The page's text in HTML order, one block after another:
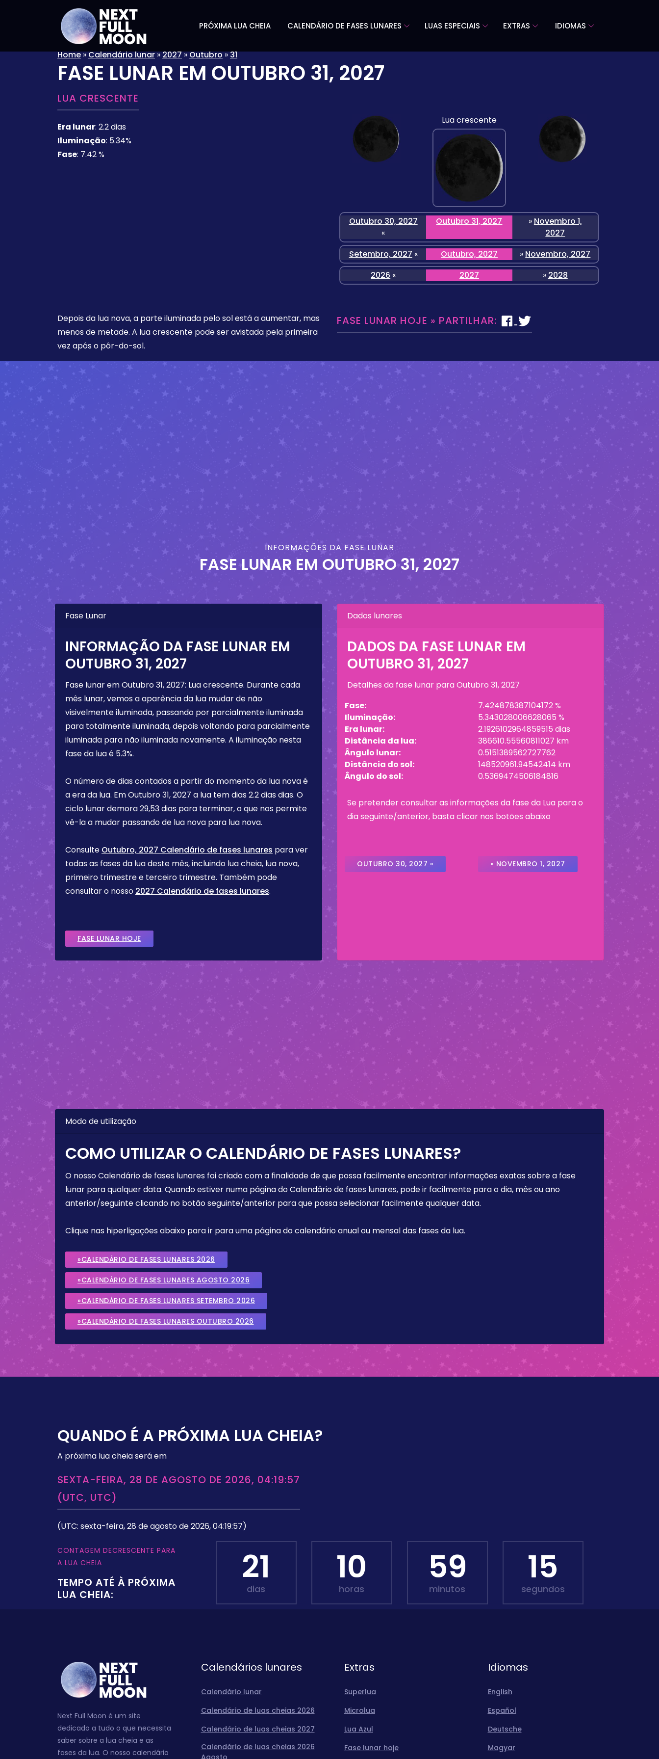
PRÓXIMA LUA CHEIA CALENDÁRIO DE FASES LUNARES LUAS ESPECIAIS EXTRAS IDIOMAS
Home»Calendário lunar»2027»Outubro»31
FASE LUNAR EM OUTUBRO 31, 2027
LUA CRESCENTE
Era lunar: 2.2 dias
Iluminação: 5.34%
Fase: 7.42 %
Lua crescente
Outubro 30, 2027
«
Outubro 31, 2027 » Novembro 1,
2027
Setembro, 2027 « Outubro, 2027 » Novembro, 2027
2026 « 2027 » 2028
Depois da lua nova, a parte iluminada pelo sol está a aumentar, mas
menos de metade. A lua crescente pode ser avistada pela primeira
vez após o pôr-do-sol.
FASE LUNAR HOJE » PARTILHAR:
INFORMAÇÕES DA FASE LUNAR
FASE LUNAR EM OUTUBRO 31, 2027
Fase Lunar
INFORMAÇÃO DA FASE LUNAR EM
OUTUBRO 31, 2027
Fase lunar emOutubro 31, 2027: Lua crescente. Durante cada
mês lunar, vemos a aparência da lua mudar de não
visivelmente iluminada, passando por parcialmente iluminada
para totalmente iluminada, depois voltando para parcialmente
iluminada para não iluminada novamente. A iluminação nesta
fase da lua é 5.3%.
O número de dias contados a partir do momento da lua nova é
a era da lua. EmOutubro 31, 2027 a lua tem dias 2.2 dias dias. O
ciclo lunar demora 29,53 dias para terminar, o que nos permite
vê-la a mudar passando de lua nova para lua nova.
Consulte Outubro, 2027 Calendário de fases lunares para ver
todas as fases da lua deste mês, incluindo lua cheia, lua nova,
primeiro trimestre e terceiro trimestre. Também pode
consultar o nosso 2027 Calendário de fases lunares.
FASE LUNAR HOJE
Dados lunares
DADOS DA FASE LUNAR EM
OUTUBRO 31, 2027
Detalhes da fase lunar paraOutubro 31, 2027
Fase:
7.424878387104172 %
Iluminação:
5.343028006628065 %
Era lunar:
2.1926102964859515 dias
Distância da lua:
386610.55560811027 km
Ângulo lunar:
0.5151389562727762
Distância do sol:
148520961.94542414 km
Ângulo do sol:
0.5369474506184816
Se pretender consultar as informações da fase da Lua para o
dia seguinte/anterior, basta clicar nos botões abaixo
OUTUBRO 30, 2027 « » NOVEMBRO 1, 2027
Modo de utilização
COMO UTILIZAR O CALENDÁRIO DE FASES LUNARES?
O nosso Calendário de fases lunares foi criado com a finalidade de que possa facilmente encontrar informações exatas sobre a fase
lunar para qualquer data. Quando estiver numa página do Calendário de fases lunares, pode ir facilmente para o dia, mês ou ano
anterior/seguinte clicando no botão seguinte/anterior para que possa selecionar facilmente qualquer data.
Clique nas hiperligações abaixo para ir para uma página do calendário anual ou mensal das fases da lua.
»CALENDÁRIO DE FASES LUNARES 2026
»CALENDÁRIO DE FASES LUNARES AGOSTO 2026
»CALENDÁRIO DE FASES LUNARES SETEMBRO 2026
»CALENDÁRIO DE FASES LUNARES OUTUBRO 2026
QUANDO É A PRÓXIMA LUA CHEIA?
A próxima lua cheia será em
SEXTA-FEIRA, 28 DE AGOSTO DE 2026, 04:19:57
(UTC, UTC)
(UTC: sexta-feira, 28 de agosto de 2026, 04:19:57)
CONTAGEM DECRESCENTE PARA
A LUA CHEIA
TEMPO ATÉ À PRÓXIMA
LUA CHEIA:
21
dias
10
horas
59
minutos
14
segundos
Next Full Moon é um site
dedicado a tudo o que necessita
saber sobre a lua cheia e as
fases da lua. O nosso calendário
Calendários lunares
Calendário lunar
Calendário de luas cheias 2026
Calendário de luas cheias 2027
Calendário de luas cheias 2026
Agosto
Extras
Superlua
Microlua
Lua Azul
Fase lunar hoje
Idiomas
English
Español
Deutsche
Magyar